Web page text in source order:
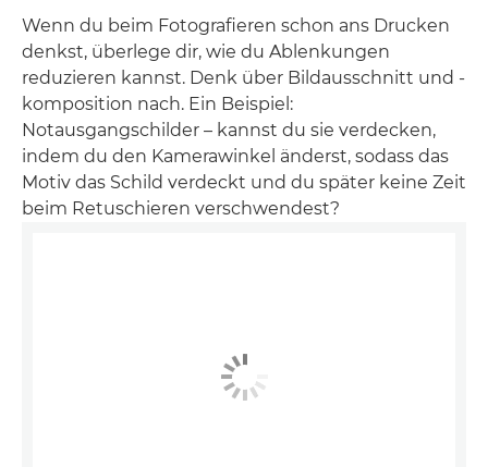
Wenn du beim Fotografieren schon ans Drucken
denkst, überlege dir, wie du Ablenkungen
reduzieren kannst. Denk über Bildausschnitt und -
komposition nach. Ein Beispiel:
Notausgangschilder – kannst du sie verdecken,
indem du den Kamerawinkel änderst, sodass das
Motiv das Schild verdeckt und du später keine Zeit
beim Retuschieren verschwendest?